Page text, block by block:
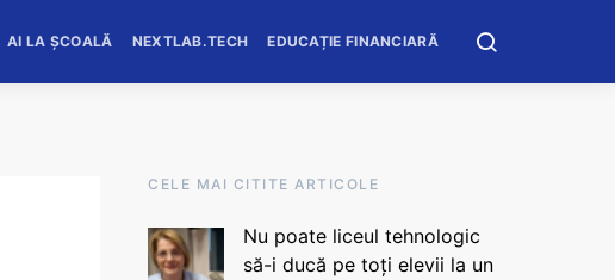
AI LA ȘCOALĂ NEXTLAB.TECH EDUCAȚIE FINANCIARĂ
CELE MAI CITITE ARTICOLE
Nu poate liceul tehnologic
să-i ducă pe toți elevii la un